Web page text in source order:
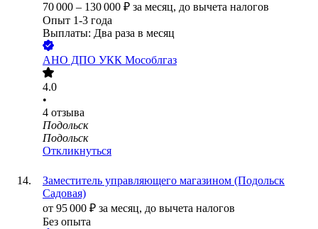
70 000 – 130 000 ₽ за месяц, до вычета налогов
Опыт 1-3 года
Выплаты: Два раза в месяц
АНО ДПО УКК Мособлгаз
4.0
•
4 отзыва
Подольск
Подольск
Откликнуться
Заместитель управляющего магазином (Подольск
Садовая)
от 95 000 ₽ за месяц, до вычета налогов
Без опыта